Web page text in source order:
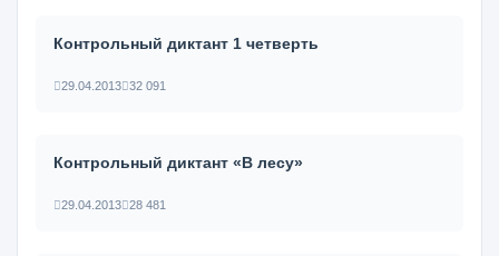
Контрольный диктант 1 четверть
29.04.2013 32 091
Контрольный диктант «В лесу»
29.04.2013 28 481